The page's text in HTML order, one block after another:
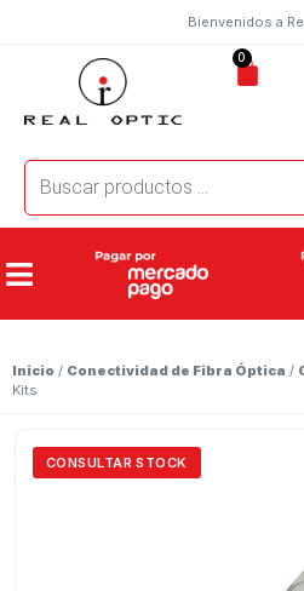
Bienvenidos a
0
Inicio / Conectividad de Fibra Óptica /
Kits
CONSULTAR STOCK